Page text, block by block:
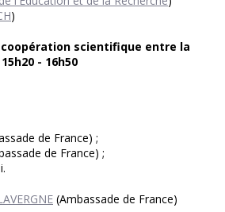
)
coopération scientifique entre la
- 16h50
de France) ;
de France) ;
(Ambassade de France)